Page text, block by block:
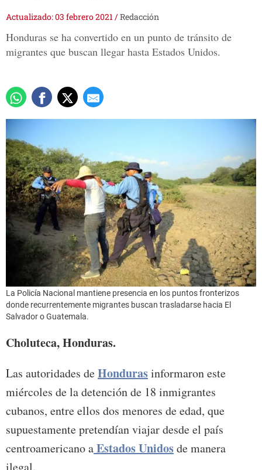
Actualizado: 03 febrero 2021/Redacción
Honduras se ha convertido en un punto de tránsito de
migrantes que buscan llegar hasta Estados Unidos.
La Policía Nacional mantiene presencia en los puntos fronterizos
donde recurrentemente migrantes buscan trasladarse hacia El
Salvador o Guatemala.
Choluteca, Honduras.
Las autoridades deHondurasinformaron este
miércoles de la detención de 18 inmigrantes
cubanos, entre ellos dos menores de edad, que
supuestamente pretendían viajar desde el país
centroamericano aEstados Unidosde manera
ilegal.